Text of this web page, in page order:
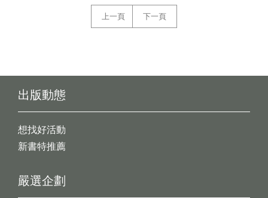
上一頁 下一頁
出版動態
想找好活動
新書特推薦
嚴選企劃